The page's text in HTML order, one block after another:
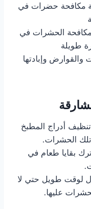
مكافحة حضرات في
الحشرات في
طويلة
وإبادتها
أدراج المطبخ
الحشرات.
بقايا طعام في
لوقت طويل حتي لا
عليها.